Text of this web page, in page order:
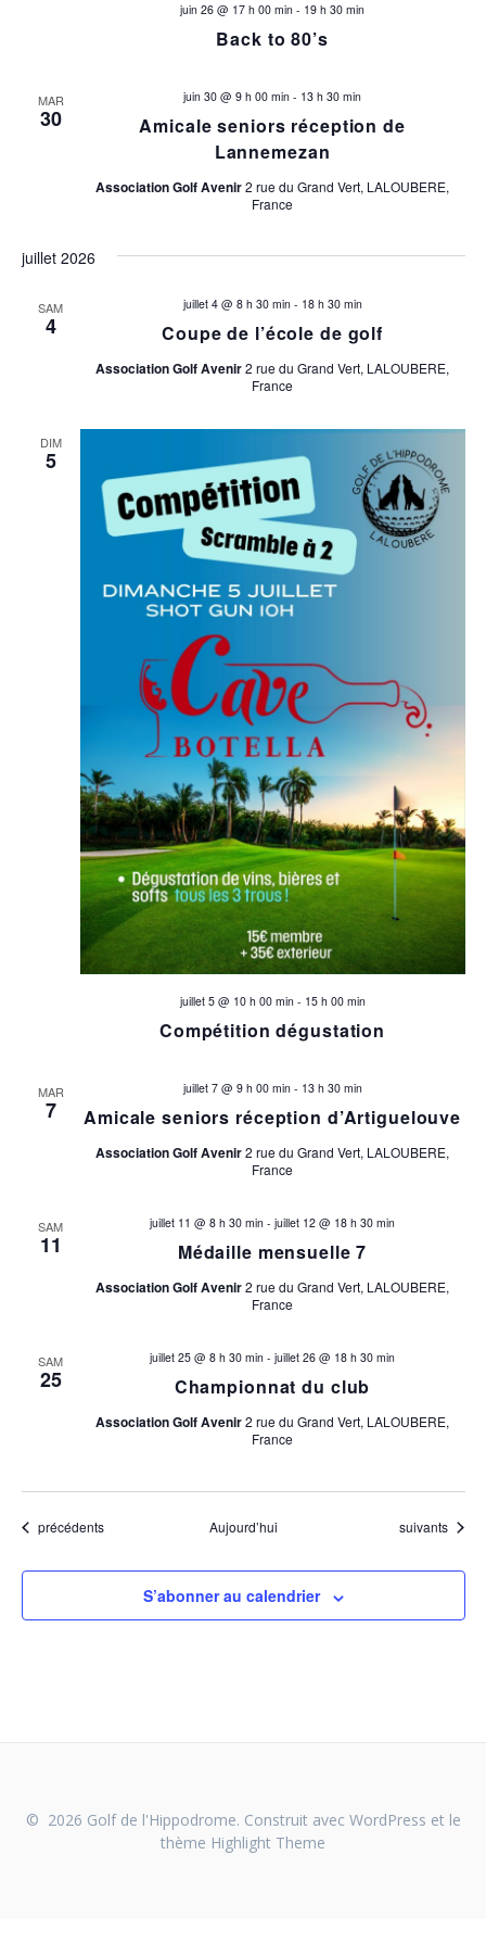
Back to 80’s
juin 26 @ 17 h 00 min - 19 h 30 min
MAR
30
Amicale seniors réception de
Lannemezan
juin 30 @ 9 h 00 min - 13 h 30 min
Association Golf Avenir2 rue du Grand Vert, LALOUBERE,
France
juillet 2026
SAM
4 Coupe de l’école de golf
juillet 4 @ 8 h 30 min- 18 h 30 min
Association Golf Avenir2 rue du Grand Vert, LALOUBERE,
France
DIM
5
Compétition dégustation
juillet 5 @ 10 h 00 min- 15 h 00 min
MAR
7 Amicale seniors réception d’Artiguelouve
juillet 7 @ 9 h 00 min- 13 h 30 min
Association Golf Avenir2 rue du Grand Vert, LALOUBERE,
France
SAM
11 Médaille mensuelle 7
juillet 11 @ 8 h 30 min - juillet 12 @ 18 h 30 min
Association Golf Avenir2 rue du Grand Vert, LALOUBERE,
France
SAM
25 Championnat du club
juillet 25 @ 8 h 30 min - juillet 26 @ 18 h 30 min
Association Golf Avenir2 rue du Grand Vert, LALOUBERE,
France
Évènements
précédents Aujourd’hui Évènements
suivants
S’abonner au calendrier
© 2026 Golf de l'Hippodrome. Construit avec WordPress et le
thème Highlight Theme